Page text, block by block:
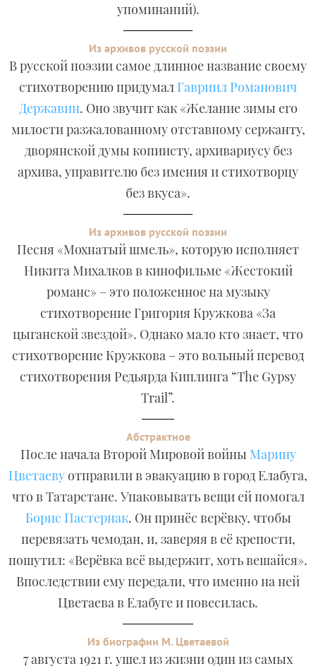
упоминаний).
Из архивов русской поэзии
В русской поэзии самое длинное название своему
стихотворению придумал Гавриил Романович
Державин. Оно звучит как «Желание зимы его
милости разжалованному отставному сержанту,
дворянской думы копиисту, архивариусу без
архива, управителю без имения и стихотворцу
без вкуса».
Из архивов русской поэзии
Песня «Мохнатый шмель», которую исполняет
Никита Михалков в кинофильме «Жестокий
романс» – это положенное на музыку
стихотворение Григория Кружкова «За
цыганской звездой». Однако мало кто знает, что
стихотворение Кружкова – это вольный перевод
стихотворения Редьярда Киплинга “The Gypsy
Trail”.
Абстрактное
После начала Второй Мировой войны Марину
Цветаевуотправили в эвакуацию в город Елабуга,
что в Татарстане. Упаковывать вещи ей помогал
Борис Пастернак. Он принёс верёвку, чтобы
перевязать чемодан, и, заверяя в её крепости,
пошутил: «Верёвка всё выдержит, хоть вешайся».
Впоследствии ему передали, что именно на ней
Цветаева в Елабуге и повесилась.
Из биографии М. Цветаевой
7 августа 1921 г. ушел из жизни один из самых